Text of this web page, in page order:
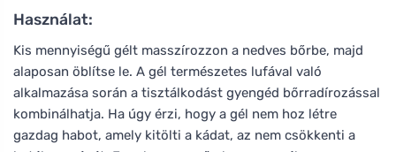
Használat:
Kis mennyiségű gélt masszírozzon a nedves bőrbe, majd
alaposan öblítse le. A gél természetes lufával való
alkalmazása során a tisztálkodást gyengéd bőrradírozással
kombinálhatja. Ha úgy érzi, hogy a gél nem hoz létre
gazdag habot, amely kitölti a kádat, az nem csökkenti a